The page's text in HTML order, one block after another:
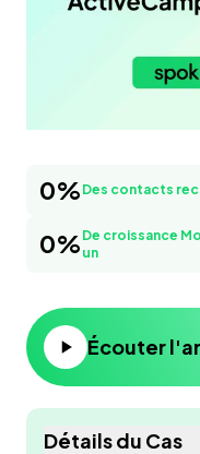
Des contacts
20%
0% Des contacts
0% De croissance
un
Écouter
Détails du Cas